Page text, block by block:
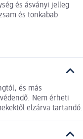
és ásványi jelleg
és tonkabab
és más
Nem érheti
elzárva tartandó.